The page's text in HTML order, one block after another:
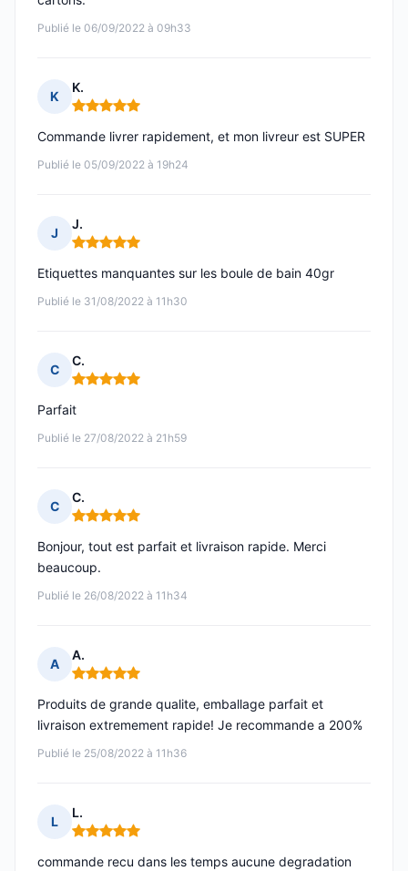
Publié le 06/09/2022 à 09h33
K
K.
Note : 5 sur 5
Publié le 05/09/2022 à 19h24
Commande livrer rapidement, et mon livreur est SUPER
J
J.
Note : 5 sur 5
Publié le 31/08/2022 à 11h30
Etiquettes manquantes sur les boule de bain 40gr
C
C.
Note : 5 sur 5
Publié le 27/08/2022 à 21h59
Parfait
C
C.
Note : 5 sur 5
Publié le 26/08/2022 à 11h34
Bonjour, tout est parfait et livraison rapide. Merci
beaucoup.
A
A.
Note : 5 sur 5
Publié le 25/08/2022 à 11h36
Produits de grande qualite, emballage parfait et
livraison extremement rapide! Je recommande a 200%
L
L.
Note : 5 sur 5
commande recu dans les temps aucune degradation